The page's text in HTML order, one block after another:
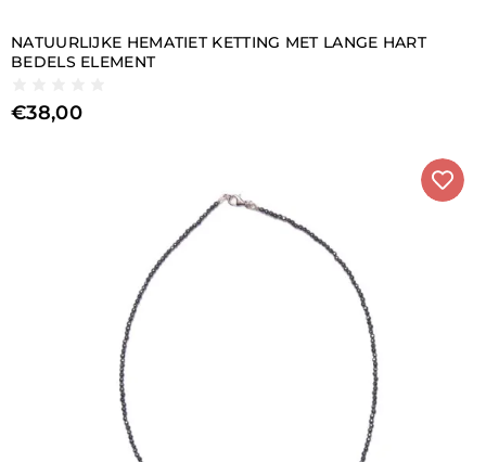
NATUURLIJKE HEMATIET KETTING MET LANGE HART
BEDELS ELEMENT
€38,00